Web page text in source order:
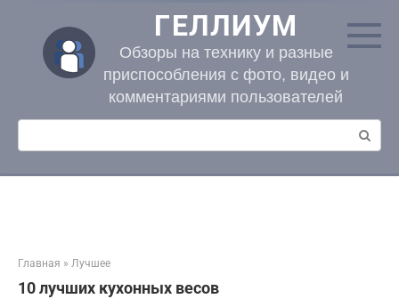
контенту
ГЕЛЛИУМ
Обзоры на технику и разные
приспособления с фото, видео и
комментариями пользователей
Поиск:
Главная » Лучшее
10 лучших кухонных весов